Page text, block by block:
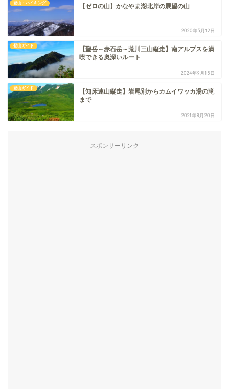
登山・ハイキング 【ゼロの山】かなやま湖北岸の展望の山
2020年3月12日
登山ガイド
【聖岳～赤石岳～荒川三山縦走】南アルプスを満
喫できる奥深いルート
2024年9月15日
登山ガイド
【知床連山縦走】岩尾別からカムイワッカ湯の滝
まで
2021年8月20日
スポンサーリンク